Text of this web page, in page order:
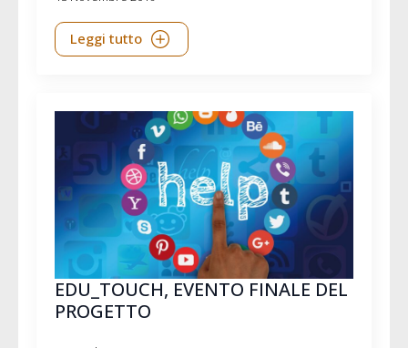
Leggi tutto
EDU_TOUCH, EVENTO FINALE DEL
PROGETTO